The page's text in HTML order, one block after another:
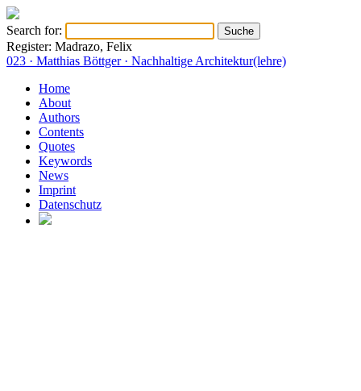
Search for:
Register: Madrazo, Felix
023 · Matthias Böttger · Nachhaltige Architektur(lehre)
Home
About
Authors
Contents
Quotes
Keywords
News
Imprint
Datenschutz